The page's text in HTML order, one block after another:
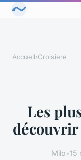
Accueil›Croisiere
Les
Milo•15